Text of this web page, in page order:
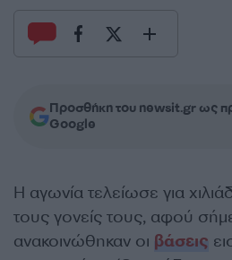
Προσθήκη του newsit.gr ως
Google
Η αγωνία τελείωσε για
τους γονείς τους, αφού
ανακοινώθηκαν οι βάσεις